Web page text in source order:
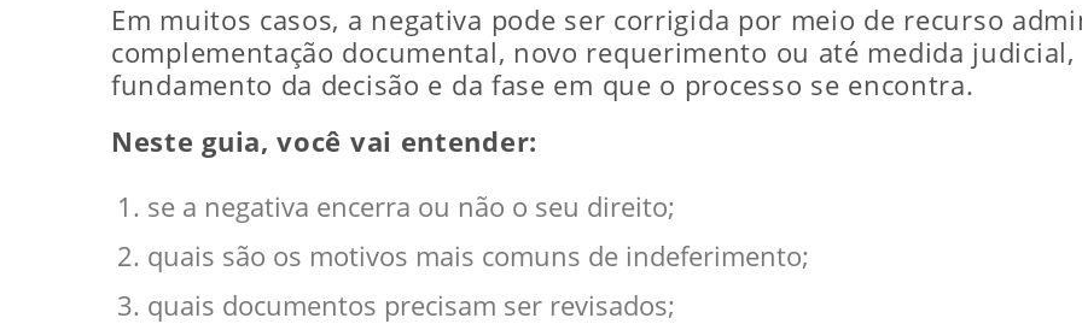
Em muitos casos, a negativa pode ser corrigida por meio de recurso
complementação documental, novo requerimento ou até medida
fundamento da decisão e da fase em que o processo se encontra.
Neste guia, você vai entender:
se a negativa encerra ou não o seu direito;
quais são os motivos mais comuns de indeferimento;
quais documentos precisam ser revisados;